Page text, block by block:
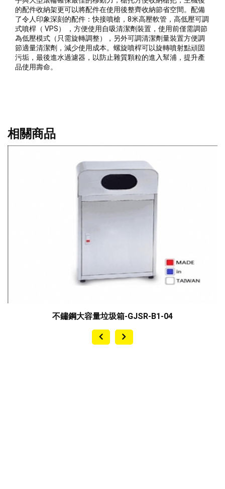
的配件收納架更可以將配件在使用後整齊收納節省空間。配備
了令人印象深刻的配件：快接噴槍，8米高壓軟管，高低壓可調
式噴桿（ VPS） ，方便使用自吸清潔劑裝置，使用前僅需調節
為低壓模式（只需旋轉調整），另外可調清潔劑量裝置方便調
節適量清潔劑，減少使用成本。螺旋噴桿可以旋轉噴射點頑固
污垢，最後進水過濾器，以防止雜質顆粒的進入幫浦，提升產
品使用壽命。
相關商品
不鏽鋼大容量垃圾箱-GJSR-B1-04